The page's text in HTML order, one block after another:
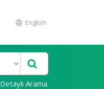
English
Detaylı Arama